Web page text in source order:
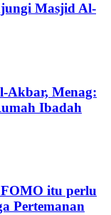
Masjid Al-
Akbar, Menag:
Ibadah
itu perlu
Pertemanan